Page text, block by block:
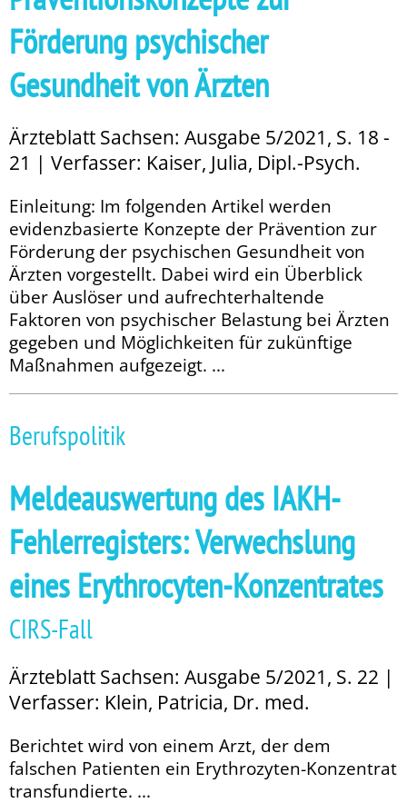
Förderung psychischer
Gesundheit von Ärzten
Ärzteblatt Sachsen: Ausgabe 5/2021, S. 18 -
21 | Verfasser: Kaiser, Julia, Dipl.-Psych.
Einleitung: Im folgenden Artikel werden
evidenzbasierte Konzepte der Prävention zur
Förderung der psychischen Gesundheit von
Ärzten vorgestellt. Dabei wird ein Überblick
über Auslöser und aufrechterhaltende
Faktoren von psychischer Belastung bei Ärzten
gegeben und Möglichkeiten für zukünftige
Maßnahmen aufgezeigt. ...
Berufspolitik
Meldeauswertung des IAKH-
Fehlerregisters: Verwechslung
eines Erythrocyten-Konzentrates
CIRS-Fall
Ärzteblatt Sachsen: Ausgabe 5/2021, S. 22 |
Verfasser: Klein, Patricia, Dr. med.
Berichtet wird von einem Arzt, der dem
falschen Patienten ein Erythrozyten-Konzentrat
transfundierte. ...